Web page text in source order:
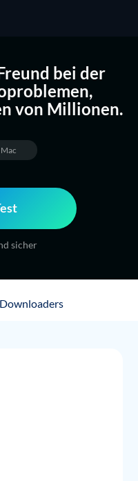
bei der
von Millionen.
Mac
sicher
Downloaders